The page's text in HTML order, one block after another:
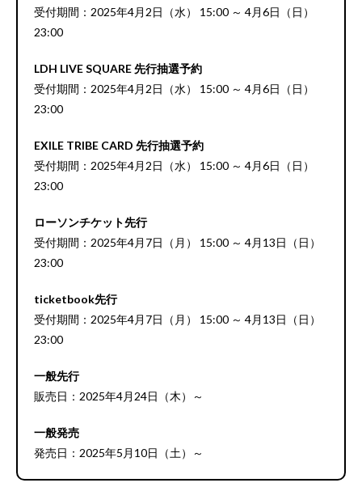
受付期間：2025年4月2日（水） 15:00 ～ 4月6日（日）
23:00
LDH LIVE SQUARE 先行抽選予約
受付期間：2025年4月2日（水） 15:00 ～ 4月6日（日）
23:00
EXILE TRIBE CARD 先行抽選予約
受付期間：2025年4月2日（水） 15:00 ～ 4月6日（日）
23:00
ローソンチケット先行
受付期間：2025年4月7日（月） 15:00 ～ 4月13日（日）
23:00
ticketbook先行
受付期間：2025年4月7日（月） 15:00 ～ 4月13日（日）
23:00
一般先行
販売日：2025年4月24日（木）～
一般発売
発売日：2025年5月10日（土）～